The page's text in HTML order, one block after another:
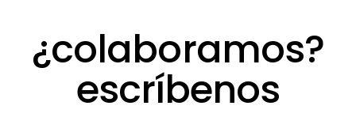
¿colaboramos?
escríbenos